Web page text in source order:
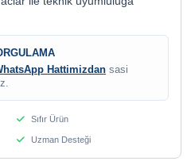
Hattimizdan sasi
Sıfır Ürün
Uzman Desteği